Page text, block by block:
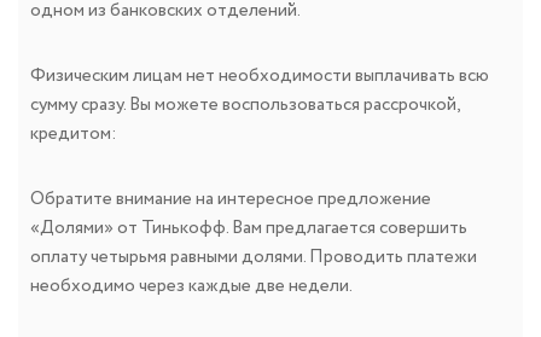
одном из банковских отделений.
Физическим лицам нет необходимости выплачивать всю
сумму сразу. Вы можете воспользоваться рассрочкой,
кредитом:
Обратите внимание на интересное предложение
«Долями» от Тинькофф. Вам предлагается совершить
оплату четырьмя равными долями. Проводить платежи
необходимо через каждые две недели.